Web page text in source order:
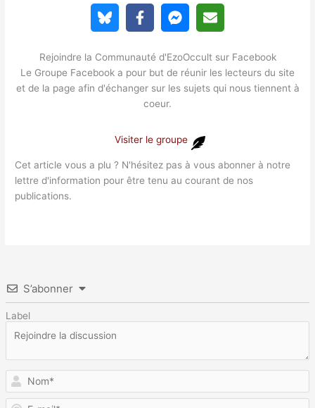
Rejoindre la Communauté d'EzoOccult sur Facebook
Le Groupe Facebook a pour but de réunir les lecteurs du site
et de la page afin d'échanger sur les sujets qui nous tiennent à
coeur.
Visiter le groupe
Cet article vous a plu ? N'hésitez pas à vous abonner à notre
lettre d'information pour être tenu au courant de nos
publications.
S’abonner
Label